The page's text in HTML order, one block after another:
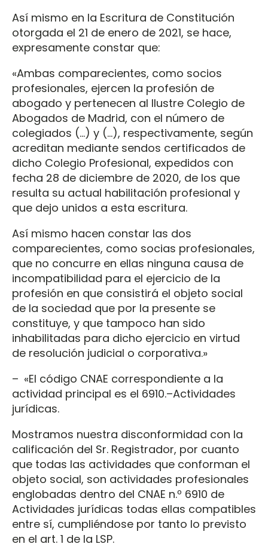
Así mismo en la Escritura de Constitución
otorgada el 21 de enero de 2021, se hace,
expresamente constar que:
«Ambas comparecientes, como socios
profesionales, ejercen la profesión de
abogado y pertenecen al Ilustre Colegio de
Abogados de Madrid, con el número de
colegiados (…) y (…), respectivamente, según
acreditan mediante sendos certificados de
dicho Colegio Profesional, expedidos con
fecha 28 de diciembre de 2020, de los que
resulta su actual habilitación profesional y
que dejo unidos a esta escritura.
Así mismo hacen constar las dos
comparecientes, como socias profesionales,
que no concurre en ellas ninguna causa de
incompatibilidad para el ejercicio de la
profesión en que consistirá el objeto social
de la sociedad que por la presente se
constituye, y que tampoco han sido
inhabilitadas para dicho ejercicio en virtud
de resolución judicial o corporativa.»
– «El código CNAE correspondiente a la
actividad principal es el 6910.–Actividades
jurídicas.
Mostramos nuestra disconformidad con la
calificación del Sr. Registrador, por cuanto
que todas las actividades que conforman el
objeto social, son actividades profesionales
englobadas dentro del CNAE n.º 6910 de
Actividades jurídicas todas ellas compatibles
entre sí, cumpliéndose por tanto lo previsto
en el art. 1 de la LSP.